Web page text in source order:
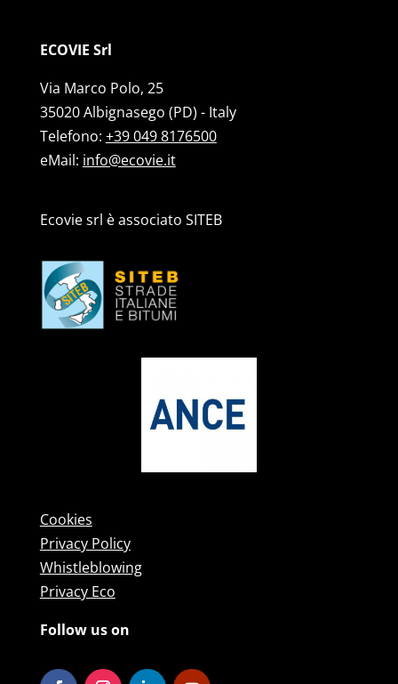
ECOVIE Srl
Via Marco Polo, 25
35020 Albignasego (PD) - Italy
Telefono: +39 049 8176500
eMail: info@ecovie.it
Ecovie srl è associato SITEB
Cookies
Privacy Policy
Whistleblowing
Privacy Eco
Follow us on